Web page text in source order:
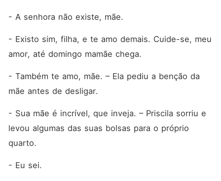
- A senhora não existe, mãe.
- Existo sim, filha, e te amo demais. Cuide-se, meu
amor, até domingo mamãe chega.
- Também te amo, mãe. – Ela pediu a benção da
mãe antes de desligar.
- Sua mãe é incrível, que inveja. – Priscila sorriu e
levou algumas das suas bolsas para o próprio
quarto.
- Eu sei.